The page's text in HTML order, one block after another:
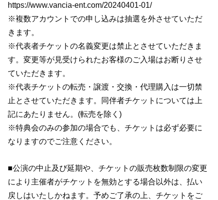
https://www.vancia-ent.com/20240401-01/
※複数アカウントでの申し込みは抽選を外させていただ
きます。
※代表者チケットの名義変更は禁止とさせていただきま
す。変更等が見受けられたお客様のご入場はお断りさせ
ていただきます。
※代表チケットの転売・譲渡・交換・代理購入は一切禁
止とさせていただきます。同伴者チケットについては上
記にあたりません。(転売を除く)
※特典会のみの参加の場合でも、チケットは必ず必要に
なりますのでご注意ください。
■公演の中止及び延期や、チケットの販売枚数制限の変更
により主催者がチケットを無効とする場合以外は、払い
戻しはいたしかねます。予めご了承の上、チケットをご